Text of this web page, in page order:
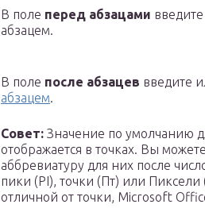
В поле перед абзацами
абзацем.
В поле после абзацев введите
абзацем.
Совет: Значение по умолчанию
отображается в точках. Вы
аббревиатуру для них после
пики (PI), точки (Пт) или
отличной от точки, Microsoft